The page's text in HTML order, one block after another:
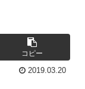
コピー
2019.03.20